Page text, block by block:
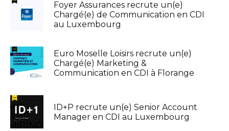
Foyer Assurances recrute un(e)
Chargé(e) de Communication en CDI
au Luxembourg
Euro Moselle Loisirs recrute un(e)
Chargé(e) Marketing &
Communication en CDI à Florange
ID+P recrute un(e) Senior Account
Manager en CDI au Luxembourg